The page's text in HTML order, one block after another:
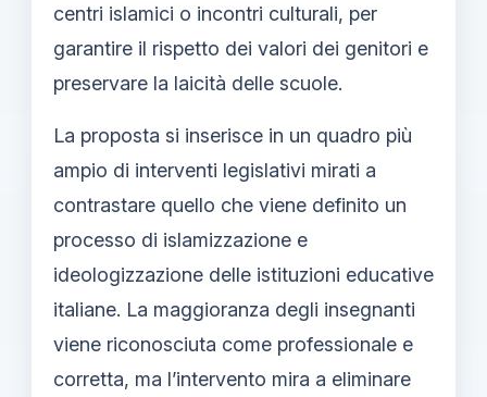
centri islamici o incontri culturali, per
garantire il rispetto dei valori dei genitori e
preservare la laicità delle scuole.
La proposta si inserisce in un quadro più
ampio di interventi legislativi mirati a
contrastare quello che viene definito un
processo di islamizzazione e
ideologizzazione delle istituzioni educative
italiane. La maggioranza degli insegnanti
viene riconosciuta come professionale e
corretta, ma l’intervento mira a eliminare